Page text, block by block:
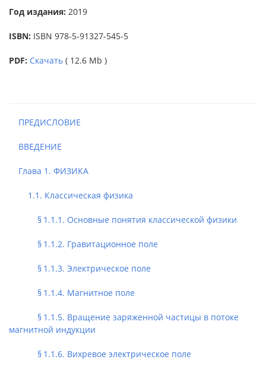
Год издания: 2019
ISBN: ISBN 978-5-91327-545-5
PDF: Скачать ( 12.6 Mb )
ПРЕДИСЛОВИЕ
ВВЕДЕНИЕ
Глава 1. ФИЗИКА
1.1. Классическая физика
§ 1.1.1. Основные понятия классической физики
§ 1.1.2. Гравитационное поле
§ 1.1.3. Электрическое поле
§ 1.1.4. Магнитное поле
§ 1.1.5. Вращение заряженной частицы в потоке
магнитной индукции
§ 1.1.6. Вихревое электрическое поле